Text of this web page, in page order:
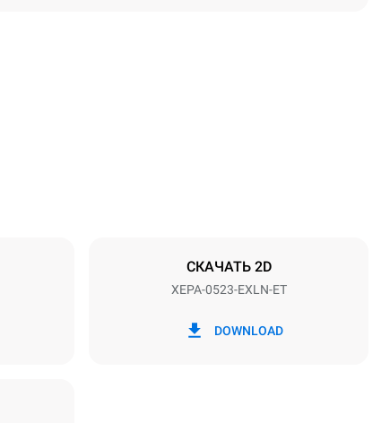
СКАЧАТЬ 2D
XEPA-0523-EXLN-ET
DOWNLOAD